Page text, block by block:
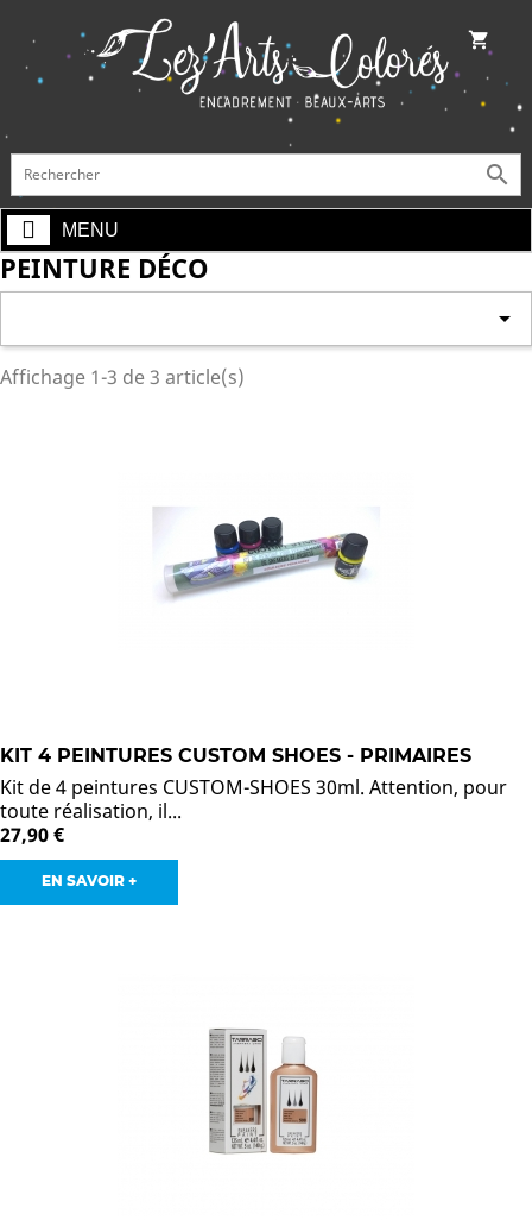
shopping_cart

MENU
PEINTURE DÉCO

Affichage 1-3 de 3 article(s)
KIT 4 PEINTURES CUSTOM SHOES - PRIMAIRES
Kit de 4 peintures CUSTOM-SHOES 30ml. Attention, pour
toute réalisation, il...
27,90 €
EN SAVOIR +